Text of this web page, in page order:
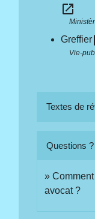
open_in_new
Greffier
Vie-
Textes de
Questions
avocat ?